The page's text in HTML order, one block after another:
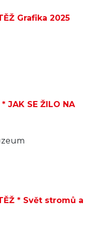
Grafika 2025
JAK SE ŽILO NA
* Svět stromů a